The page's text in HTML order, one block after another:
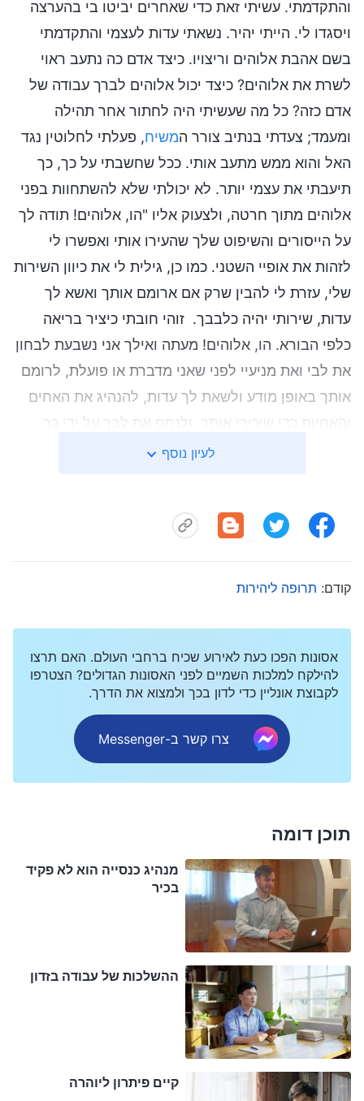
והתקדמתי. עשיתי זאת כדי שאחרים יביטו בי בהערצה
ויסגדו לי. הייתי יהיר. נשאתי עדות לעצמי והתקדמתי
בשם אהבת אלוהים וריצויו. כיצד אדם כה נתעב ראוי
לשרת את אלוהים? כיצד יכול אלוהים לברך עבודה של
אדם כזה? כל מה שעשיתי היה לחתור אחר תהילה
ומעמד; צעדתי בנתיב צורר המשיח, פעלתי לחלוטין נגד
האל והוא ממש מתעב אותי. ככל שחשבתי על כך, כך
תיעבתי את עצמי יותר. לא יכולתי שלא להשתחוות בפני
אלוהים מתוך חרטה, ולצעוק אליו "הו, אלוהים! תודה לך
על הייסורים והשיפוט שלך שהעירו אותי ואפשרו לי
לזהות את אופיי השטני. כמו כן, גילית לי את כיוון השירות
שלי, עזרת לי להבין שרק אם ארומם אותך ואשא לך
עדות, שירותי יהיה כלבבך. זוהי חובתי כיציר בריאה
כלפי הבורא. הו, אלוהים! מעתה ואילך אני נשבעת לבחון
את לבי ואת מניעיי לפני שאני מדברת או פועלת, לרומם
אותך באופן מודע ולשאת לך עדות, להנהיג את האחים
והאחיות כדי שיכירו אותך, ולנחם את לבך על ידי כך
שאהיה מישהי שמחזיקה באמת ובאנושיות".
לעיון נוסף
קודם: תרופה ליהירות
אסונות הפכו כעת לאירוע שכיח ברחבי העולם. האם תרצו
להילקח למלכות השמיים לפני האסונות הגדולים? הצטרפו
לקבוצת אונליין כדי לדון בכך ולמצוא את הדרך.
צרו קשר ב-Messenger
תוכן דומה
מנהיג כנסייה הוא לא פקיד
בכיר
ההשלכות של עבודה בזדון
קיים פיתרון ליוהרה